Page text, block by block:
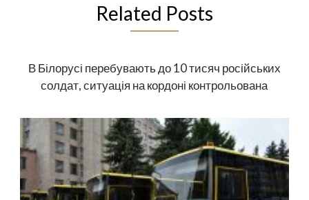
Related Posts
В Білорусі перебувають до 10 тисяч російських
солдат, ситуація на кордоні контрольована